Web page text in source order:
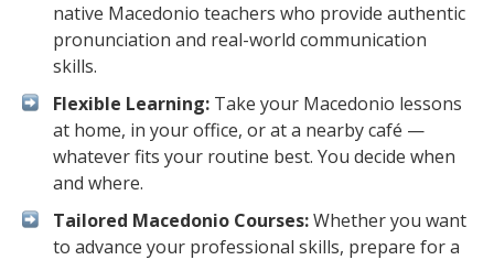
native Macedonio teachers who provide authentic
pronunciation and real-world communication
skills.
Flexible Learning: Take your Macedonio lessons
at home, in your office, or at a nearby café —
whatever fits your routine best. You decide when
and where.
Tailored Macedonio Courses:Whether you want
to advance your professional skills, prepare for a